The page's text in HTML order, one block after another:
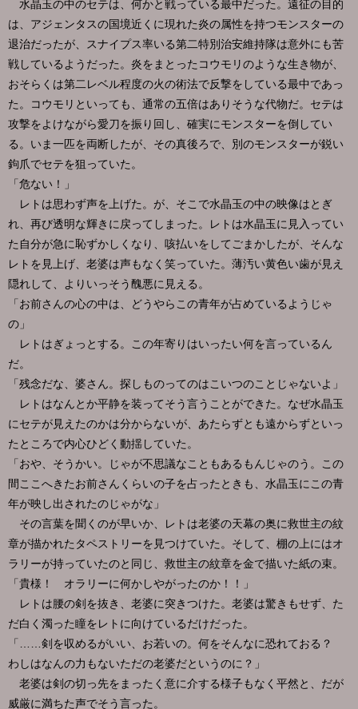
水晶玉の中のセテは、何かと戦っている最中だった。遠征の目的
は、アジェンタスの国境近くに現れた炎の属性を持つモンスターの
退治だったが、スナイプス率いる第二特別治安維持隊は意外にも苦
戦しているようだった。炎をまとったコウモリのような生き物が、
おそらくは第二レベル程度の火の術法で反撃をしている最中であっ
た。コウモリといっても、通常の五倍はありそうな代物だ。セテは
攻撃をよけながら愛刀を振り回し、確実にモンスターを倒してい
る。いま一匹を両断したが、その真後ろで、別のモンスターが鋭い
鉤爪でセテを狙っていた。
「危ない！」
レトは思わず声を上げた。が、そこで水晶玉の中の映像はとぎ
れ、再び透明な輝きに戻ってしまった。レトは水晶玉に見入ってい
た自分が急に恥ずかしくなり、咳払いをしてごまかしたが、そんな
レトを見上げ、老婆は声もなく笑っていた。薄汚い黄色い歯が見え
隠れして、よりいっそう醜悪に見える。
「お前さんの心の中は、どうやらこの青年が占めているようじゃ
の」
レトはぎょっとする。この年寄りはいったい何を言っているん
だ。
「残念だな、婆さん。探しものってのはこいつのことじゃないよ」
レトはなんとか平静を装ってそう言うことができた。なぜ水晶玉
にセテが見えたのかは分からないが、あたらずとも遠からずといっ
たところで内心ひどく動揺していた。
「おや、そうかい。じゃが不思議なこともあるもんじゃのう。この
間ここへきたお前さんくらいの子を占ったときも、水晶玉にこの青
年が映し出されたのじゃがな」
その言葉を聞くのが早いか、レトは老婆の天幕の奥に救世主の紋
章が描かれたタペストリーを見つけていた。そして、棚の上にはオ
ラリーが持っていたのと同じ、救世主の紋章を金で描いた紙の束。
「貴様！ オラリーに何かしやがったのか！！」
レトは腰の剣を抜き、老婆に突きつけた。老婆は驚きもせず、た
だ白く濁った瞳をレトに向けているだけだった。
「……剣を収めるがいい、お若いの。何をそんなに恐れておる？
わしはなんの力もないただの老婆だというのに？」
老婆は剣の切っ先をまったく意に介する様子もなく平然と、だが
威厳に満ちた声でそう言った。